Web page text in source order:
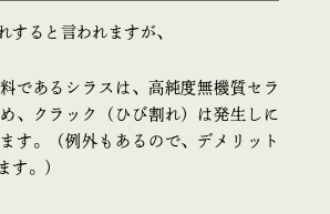
すると言われますが、
であるシラスは、高純度無機質セラ
、クラック（ひび割れ）は発生しに
す。（例外もあるので、デメリット
す。）